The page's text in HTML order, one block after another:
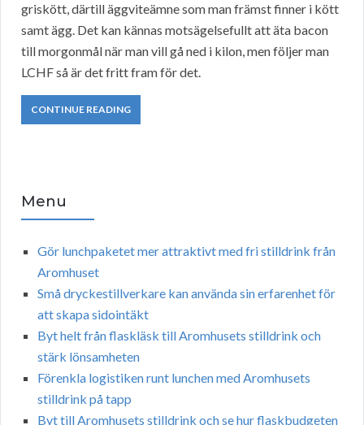
griskött, därtill äggviteämne som man främst finner i kött
samt ägg. Det kan kännas motsägelsefullt att äta bacon
till morgonmål när man vill gå ned i kilon, men följer man
LCHF så är det fritt fram för det.
CONTINUE READING
Menu
Gör lunchpaketet mer attraktivt med fri stilldrink från
Aromhuset
Små dryckestillverkare kan använda sin erfarenhet för
att skapa sidointäkt
Byt helt från flaskläsk till Aromhusets stilldrink och
stärk lönsamheten
Förenkla logistiken runt lunchen med Aromhusets
stilldrink på tapp
Byt till Aromhusets stilldrink och se hur flaskbudgeten